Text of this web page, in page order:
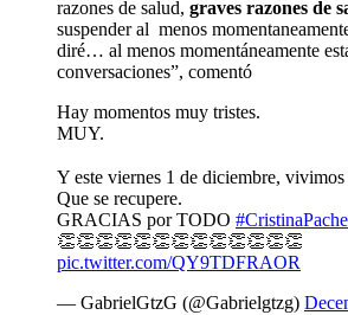
razones de salud, graves razones de
suspender al menos
diré… al menos momentáneamente
conversaciones”, comentó
Hay momentos muy tristes.
MUY.
Y este viernes 1 de diciembre,
Que se recupere.
GRACIAS por TODO
👏👏👏👏👏👏👏👏👏👏👏👏👏
pic.twitter.com/QY9TDFRAOR
— GabrielGtzG (@Gabrielgtzg)